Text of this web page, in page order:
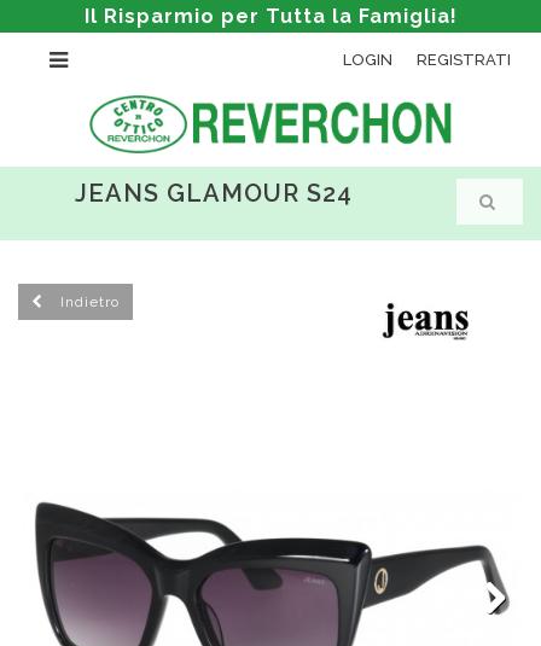
Il Risparmio per Tutta la Famiglia!
LOGIN REGISTRATI
JEANS GLAMOUR S24
Indietro